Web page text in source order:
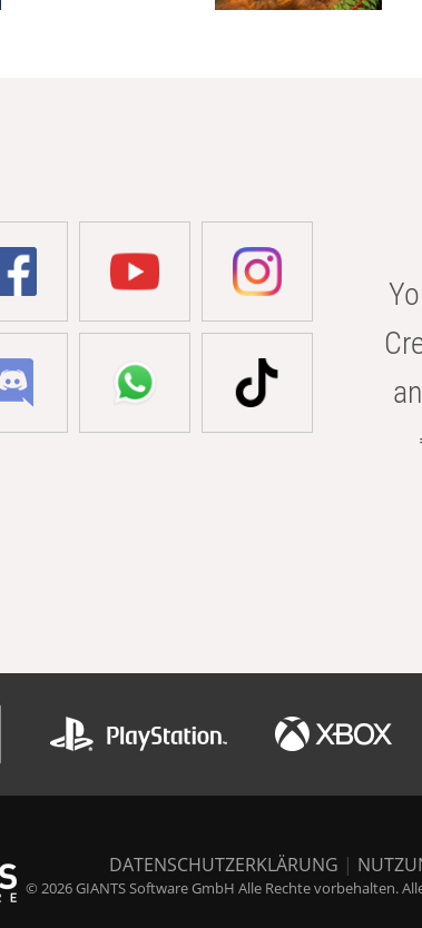
DATENSCHUTZERKLÄRUNG |
© 2026 GIANTS Software GmbH Alle Rechte vorbehalten.